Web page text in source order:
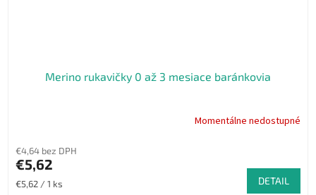
Merino rukavičky 0 až 3 mesiace baránkovia
Momentálne nedostupné
€4,64 bez DPH
€5,62
Jednotková
€5,62 / 1 ks DETAIL